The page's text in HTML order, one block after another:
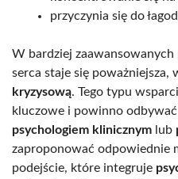
przyczynia się do
W bardziej
serca staje się poważniejsza,
kryzysową. Tego typu
kluczowe i powinno
psychologiem klinicznym lub
zaproponować odpowiednie
podejście, które integruje